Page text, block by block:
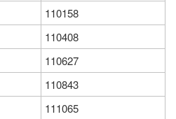
110158
110408
110627
110843
111065